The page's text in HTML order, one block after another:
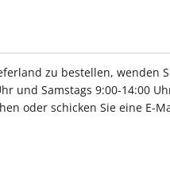
zu bestellen, wenden
und Samstags 9:00-14:00
oder schicken Sie eine E-